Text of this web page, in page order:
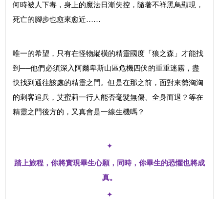
何時被人下毒，身上的魔法日漸失控，隨著不祥黑鳥顯現，
死亡的腳步也愈來愈近……
唯一的希望，只有在怪物縱橫的精靈國度「狼之森」才能找
到──他們必須深入阿爾卑斯山區危機四伏的重重迷霧，盡
快找到通往該處的精靈之門。但是在那之前，面對來勢洶洶
的刺客追兵，艾蜜莉一行人能否毫髮無傷、全身而退？等在
精靈之門後方的，又真會是一線生機嗎？
✦
踏上旅程，你將實現畢生心願，同時，你畢生的恐懼也將成
真。
✦